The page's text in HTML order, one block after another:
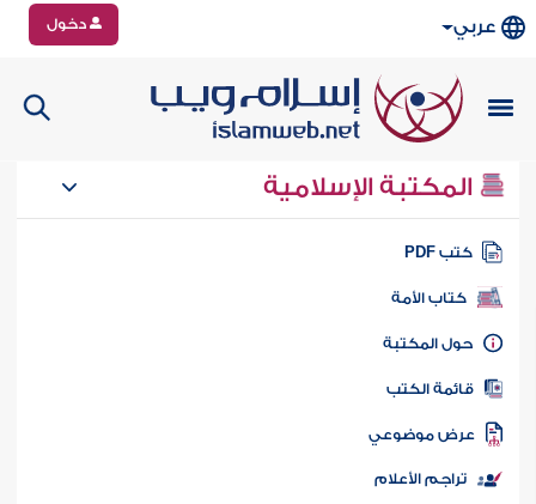
عربي دخول
المكتبة الإسلامية
كتب PDF
كتاب الأمة
المكتبة
الكتب
موضوعي